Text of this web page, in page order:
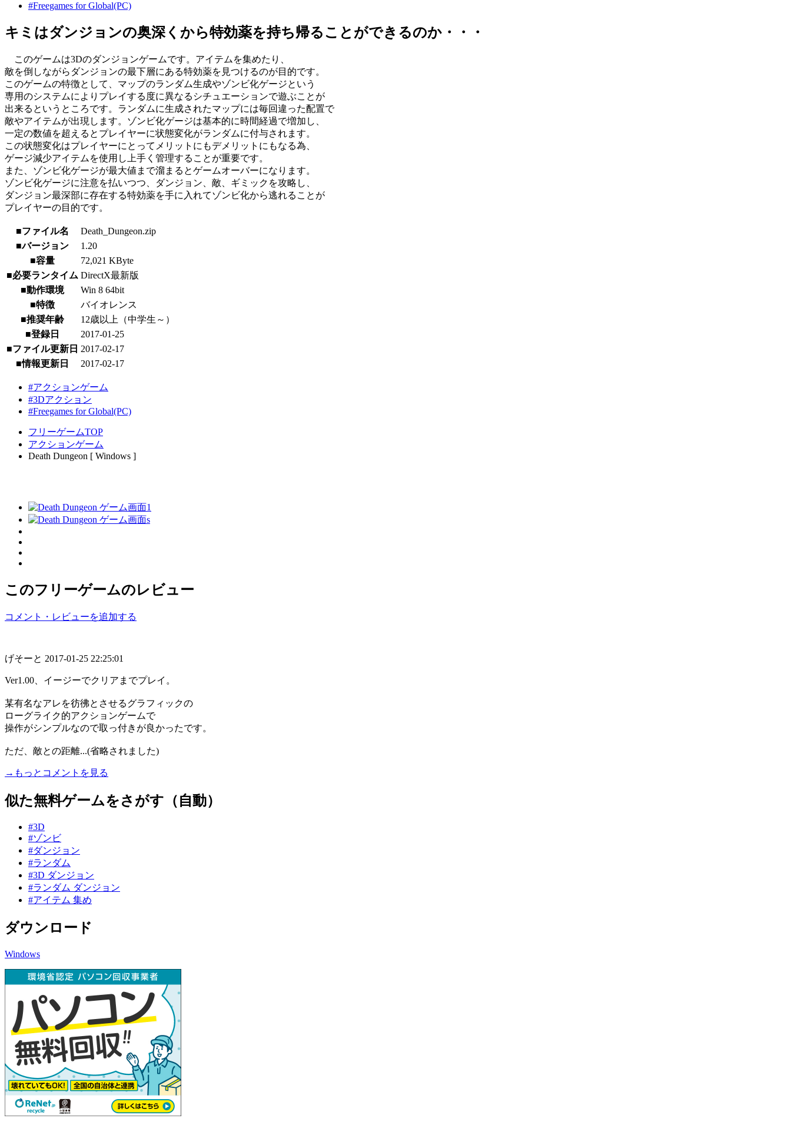
#Freegames for Global(PC)
キミはダンジョンの奥深くから特効薬を持ち帰ることができるのか・・・
このゲームは3Dのダンジョンゲームです。アイテムを集めたり、
敵を倒しながらダンジョンの最下層にある特効薬を見つけるのが目的です。
このゲームの特徴として、マップのランダム生成やゾンビ化ゲージという
専用のシステムによりプレイする度に異なるシチュエーションで遊ぶことが
出来るというところです。ランダムに生成されたマップには毎回違った配置で
敵やアイテムが出現します。ゾンビ化ゲージは基本的に時間経過で増加し、
一定の数値を超えるとプレイヤーに状態変化がランダムに付与されます。
この状態変化はプレイヤーにとってメリットにもデメリットにもなる為、
ゲージ減少アイテムを使用し上手く管理することが重要です。
また、ゾンビ化ゲージが最大値まで溜まるとゲームオーバーになります。
ゾンビ化ゲージに注意を払いつつ、ダンジョン、敵、ギミックを攻略し、
ダンジョン最深部に存在する特効薬を手に入れてゾンビ化から逃れることが
プレイヤーの目的です。
■ファイル名
Death_Dungeon.zip
■バージョン
1.20
■容量
72,021 KByte
■必要ランタイム DirectX最新版
■動作環境
Win 8 64bit
■特徴
バイオレンス
■推奨年齢
12歳以上（中学生～）
■登録日
2017-01-25
■ファイル更新日 2017-02-17
■情報更新日
2017-02-17
#アクションゲーム
#3Dアクション
#Freegames for Global(PC)
フリーゲームTOP
アクションゲーム
Death Dungeon [ Windows ]
このフリーゲームのレビュー
コメント・レビューを追加する
げそーと 2017-01-25 22:25:01
Ver1.00、イージーでクリアまでプレイ。
某有名なアレを彷彿とさせるグラフィックの
ローグライク的アクションゲームで
操作がシンプルなので取っ付きが良かったです。
ただ、敵との距離...(省略されました)
→もっとコメントを見る
似た無料ゲームをさがす（自動）
#3D
#ゾンビ
#ダンジョン
#ランダム
#3D ダンジョン
#ランダム ダンジョン
#アイテム 集め
ダウンロード
Windows